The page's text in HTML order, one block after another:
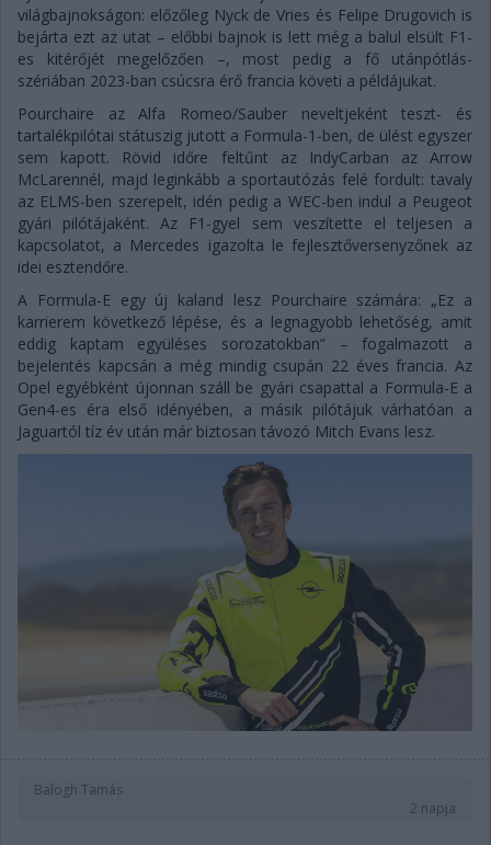
világbajnokságon: előzőleg Nyck de Vries és Felipe Drugovich is
bejárta ezt az utat – előbbi bajnok is lett még a balul elsült F1-
es kitérőjét megelőzően –, most pedig a fő utánpótlás-
szériában 2023-ban csúcsra érő francia követi a példájukat.
Pourchaire az Alfa Romeo/Sauber neveltjeként teszt- és
tartalékpilótai státuszig jutott a Formula-1-ben, de ülést egyszer
sem kapott. Rövid időre feltűnt az IndyCarban az Arrow
McLarennél, majd leginkább a sportautózás felé fordult: tavaly
az ELMS-ben szerepelt, idén pedig a WEC-ben indul a Peugeot
gyári pilótájaként. Az F1-gyel sem veszítette el teljesen a
kapcsolatot, a Mercedes igazolta le fejlesztőversenyzőnek az
idei esztendőre.
A Formula-E egy új kaland lesz Pourchaire számára: „Ez a
karrierem következő lépése, és a legnagyobb lehetőség, amit
eddig kaptam együléses sorozatokban” – fogalmazott a
bejelentés kapcsán a még mindig csupán 22 éves francia. Az
Opel egyébként újonnan száll be gyári csapattal a Formula-E a
Gen4-es éra első idényében, a másik pilótájuk várhatóan a
Jaguartól tíz év után már biztosan távozó Mitch Evans lesz.
Balogh Tamás
2 napja